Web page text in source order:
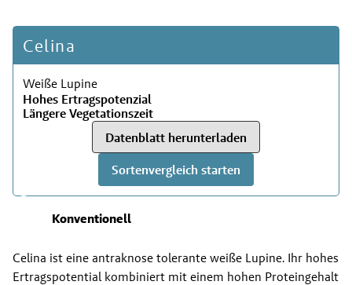
Celina
Weiße Lupine
Hohes Ertragspotenzial
Längere Vegetationszeit
Datenblatt herunterladen
Sortenvergleich starten
Konventionell
Celina ist eine antraknose tolerante weiße Lupine. Ihr hohes
Ertragspotential kombiniert mit einem hohen Proteingehalt